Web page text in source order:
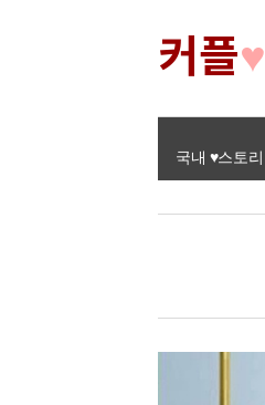
커플♥
국내 ♥스토리